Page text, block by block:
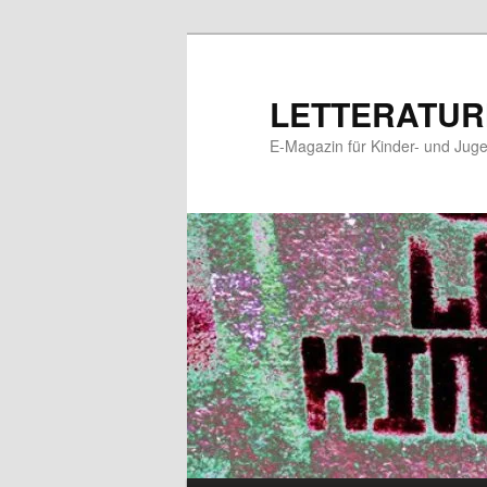
E-Magazin für Kinder- und